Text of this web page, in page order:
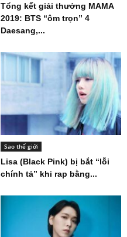
Tổng kết giải thưởng MAMA
2019: BTS “ôm trọn” 4
Daesang,...
Sao thế giới
Lisa (Black Pink) bị bắt “lỗi
chính tả” khi rap bằng...